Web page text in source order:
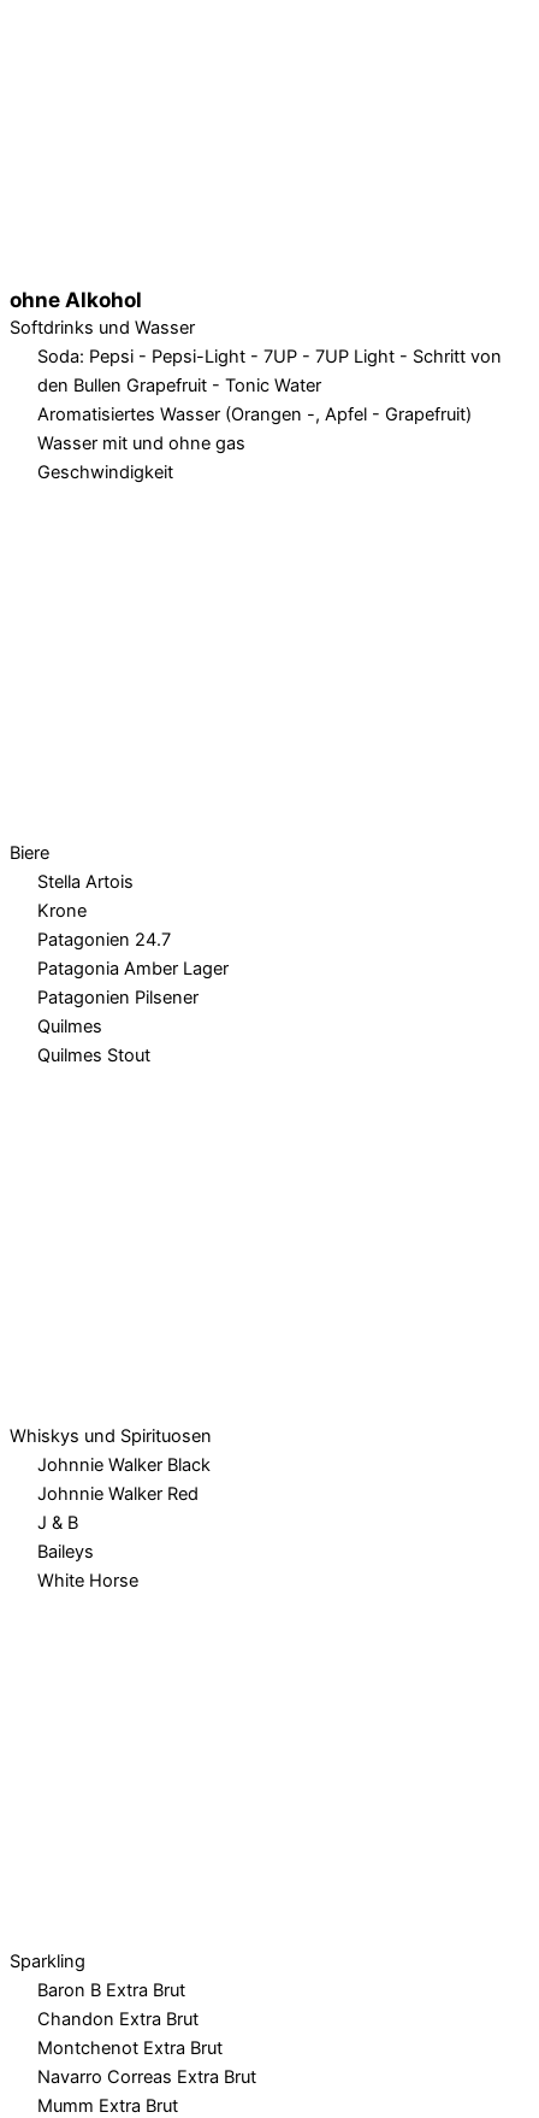
ohne Alkohol
Softdrinks und Wasser
Soda: Pepsi - Pepsi-Light - 7UP - 7UP Light - Schritt von
den Bullen Grapefruit - Tonic Water
Aromatisiertes Wasser (Orangen -, Apfel - Grapefruit)
Wasser mit und ohne gas
Geschwindigkeit
Biere
Stella Artois
Krone
Patagonien 24.7
Patagonia Amber Lager
Patagonien Pilsener
Quilmes
Quilmes Stout
Whiskys und Spirituosen
Johnnie Walker Black
Johnnie Walker Red
J & B
Baileys
White Horse
Sparkling
Baron B Extra Brut
Chandon Extra Brut
Montchenot Extra Brut
Navarro Correas Extra Brut
Mumm Extra Brut